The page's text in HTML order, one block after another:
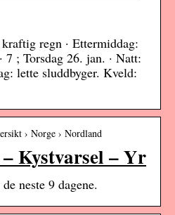
regn · Ettermiddag:
; Torsdag 26. jan. · Natt:
lette sluddbyger. Kveld:
› Norge › Nordland
Kystvarsel – Yr
neste 9 dagene.